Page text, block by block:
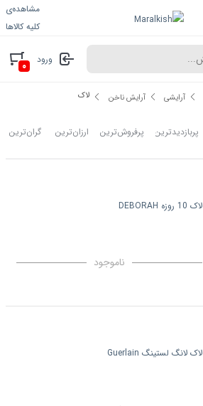
مشاهده‌ی
کلیه کالاها
ورود ۰
آرایشی آرایش ناخن لاک
پربازدیدترین پرفروش‌ترین ارزان‌ترین گران‌ترین
لاک 10 روزه DEBORAH
ناموجود
لاک لانگ لستینگ Guerlain